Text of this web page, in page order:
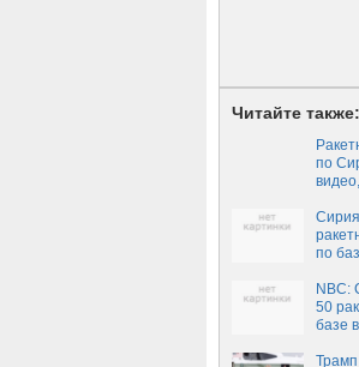
Читайте также:
по
по
NBC:
50
базе
Трамп